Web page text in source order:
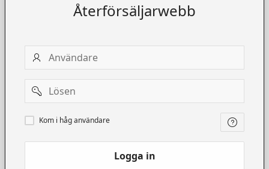
Återförsäljarwebb
Användare
Password
Kom
i
Kom i håg användare
Logga in